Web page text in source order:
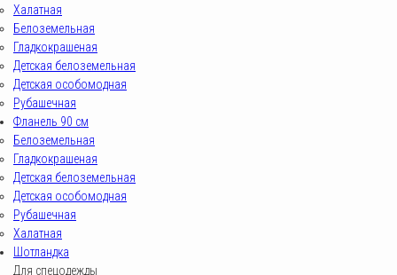
Халатная
Белоземельная
Гладкокрашеная
Детская белоземельная
Детская особомодная
Рубашечная
Фланель 90 см
Белоземельная
Гладкокрашеная
Детская белоземельная
Детская особомодная
Рубашечная
Халатная
Шотландка
Для спецодежды